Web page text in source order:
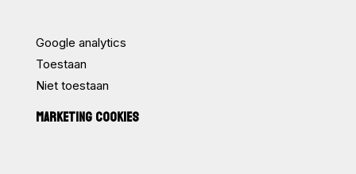
Google analytics
Toestaan
Niet toestaan
MARKETING COOKIES